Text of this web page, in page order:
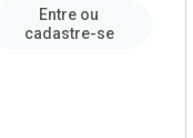
Entre ou
cadastre-se